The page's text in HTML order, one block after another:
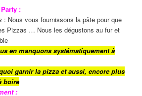
:
: Nous vous fournissons la pâte pour que
Pizzas … Nous les dégustons au fur et
en manquonssystématiquement à
garnir la pizza et aussi, encore plus
boire
: